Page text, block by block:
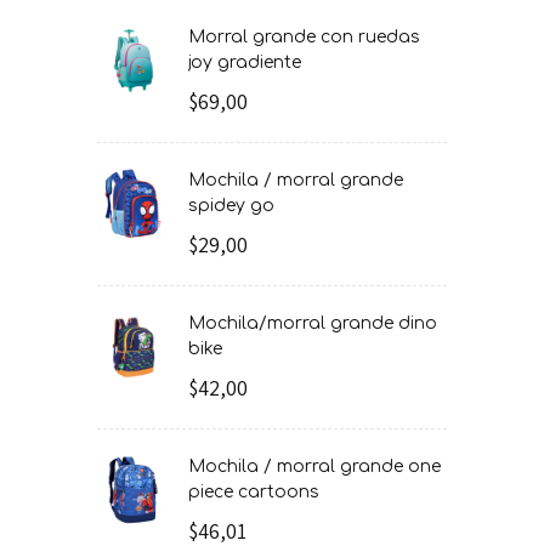
morral grande con ruedas
joy gradiente
$69,00
mochila / morral grande
spidey go
$29,00
mochila/morral grande dino
bike
$42,00
mochila / morral grande one
piece cartoons
$46,01